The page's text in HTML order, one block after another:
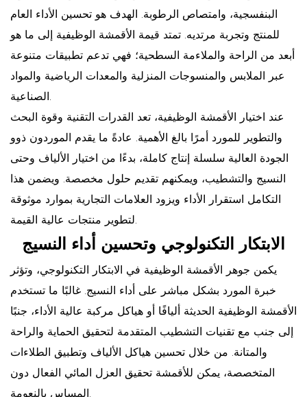
البنفسجية، وامتصاص الرطوبة. الهدف هو تحسين الأداء العام
للمنتج وتجربة مرتديه. تمتد قيمة الأقمشة الوظيفية إلى ما هو
أبعد من الراحة والملاءمة السطحية؛ فهي تدعم تطبيقات متنوعة
عبر الملابس والمنسوجات المنزلية والمعدات الرياضية والمواد
عند اختيار الأقمشة الوظيفية، تعد القدرات التقنية وقوة البحث
والتطوير للمورد أمرًا بالغ الأهمية. عادةً ما يقدم الموردون ذوو
الجودة العالية سلسلة إنتاج كاملة، بدءًا من اختيار الألياف وحتى
النسيج والتشطيب، ويمكنهم تقديم حلول مخصصة. ويضمن هذا
التكامل استقرار الأداء ويزود العلامات التجارية بموارد موثوقة
الابتكار التكنولوجي وتحسين أداء النسيج
يكمن جوهر الأقمشة الوظيفية في الابتكار التكنولوجي، وتؤثر
خبرة المورد بشكل مباشر على أداء النسيج. غالبًا ما تستخدم
الأقمشة الوظيفية الحديثة أليافًا أو هياكل مركبة عالية الأداء، جنبًا
إلى جنب مع تقنيات التشطيب المتقدمة لتحقيق الحماية والراحة
والمتانة. من خلال تحسين هياكل الألياف وتطبيق الطلاءات
المتخصصة، يمكن للأقمشة تحقيق العزل المائي الفعال دون